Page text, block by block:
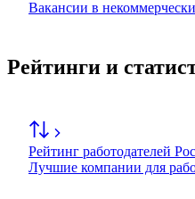
Вакансии в
Рейтинги и
Рейтинг работодателей
Лучшие компании для